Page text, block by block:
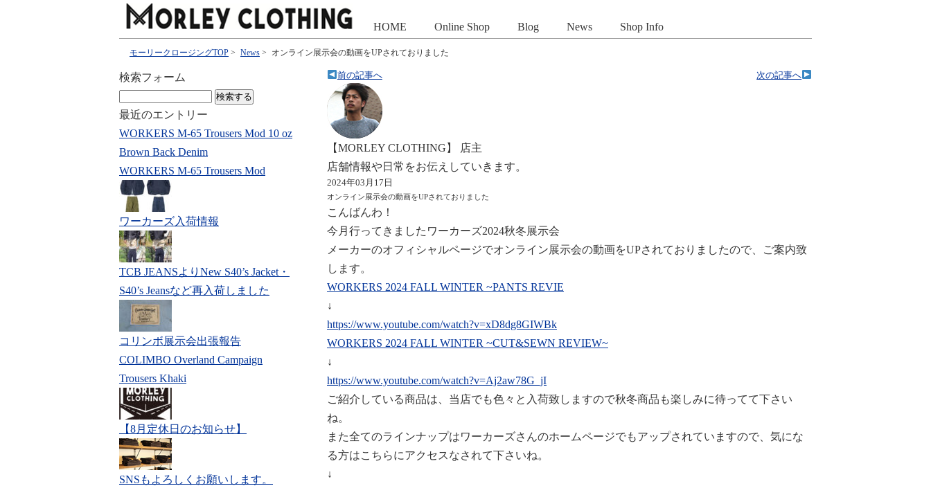
HOME Online Shop Blog News Shop Info
モーリークロージングTOP > News > オンライン展示会の動画をUPされておりました
次の記事へ
前の記事へ
【MORLEY CLOTHING】 店主
店舗情報や日常をお伝えしていきます。
2024年03月17日
オンライン展示会の動画をUPされておりました
こんばんわ！
今月行ってきましたワーカーズ2024秋冬展示会
メーカーのオフィシャルページでオンライン展示会の動画をUPされておりましたので、ご案内致
します。
WORKERS 2024 FALL WINTER ~PANTS REVIE
↓
https://www.youtube.com/watch?v=xD8dg8GIWBk
WORKERS 2024 FALL WINTER ~CUT&SEWN REVIEW~
↓
https://www.youtube.com/watch?v=Aj2aw78G_jI
ご紹介している商品は、当店でも色々と入荷致しますので秋冬商品も楽しみに待ってて下さい
ね。
また全てのラインナップはワーカーズさんのホームページでもアップされていますので、気にな
る方はこちらにアクセスなされて下さいね。
↓
検索フォーム
索:
最近のエントリー
WORKERS M-65 Trousers Mod 10 oz
Brown Back Denim
WORKERS M-65 Trousers Mod
ワーカーズ入荷情報
TCB JEANSよりNew S40’s Jacket・
S40’s Jeansなど再入荷しました
コリンボ展示会出張報告
COLIMBO Overland Campaign
Trousers Khaki
【8月定休日のお知らせ】
SNSもよろしくお願いします。